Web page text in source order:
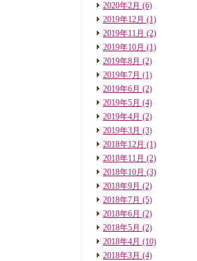
2020年2月 (6)
2019年12月 (1)
2019年11月 (2)
2019年10月 (1)
2019年8月 (2)
2019年7月 (1)
2019年6月 (2)
2019年5月 (4)
2019年4月 (2)
2019年3月 (3)
2018年12月 (1)
2018年11月 (2)
2018年10月 (3)
2018年9月 (2)
2018年7月 (5)
2018年6月 (2)
2018年5月 (2)
2018年4月 (10)
2018年3月 (4)